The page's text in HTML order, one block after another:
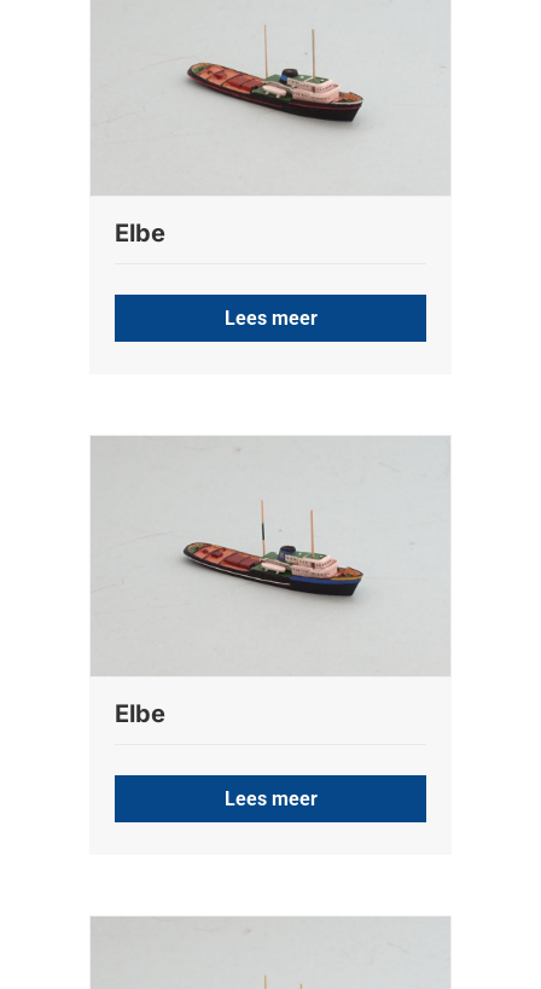
Elbe
Lees meer
Elbe
Lees meer